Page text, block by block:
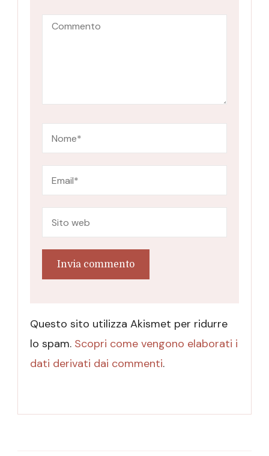
Questo sito utilizza Akismet per ridurre
lo spam. Scopri come vengono elaborati i
dati derivati dai commenti.